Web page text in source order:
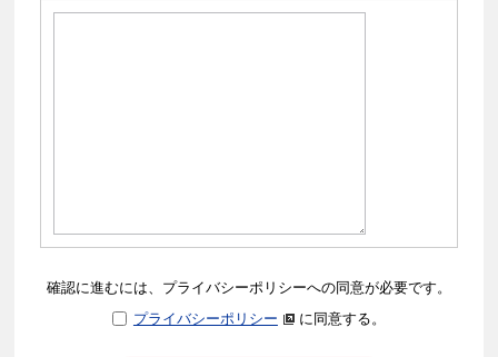
確認に進むには、プライバシーポリシーへの同意が必要です。
プライバシーポリシー
に同意する。